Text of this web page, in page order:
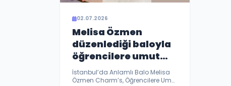
02.07.2026
Melisa Özmen
düzenlediği baloyla
öğrencilere umut
oldu
İstanbul’da Anlamlı Balo Melisa
Özmen Charm’s, Öğrencilere Umut